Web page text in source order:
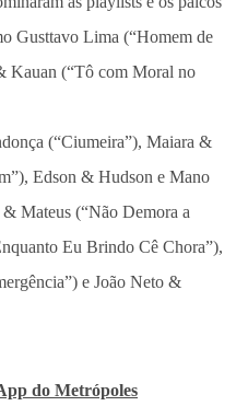
Gusttavo Lima (“Homem de
Kauan (“Tô com Moral no
(“Ciumeira”), Maiara &
Edson & Hudson e Mano
Mateus (“Não Demora a
Eu Brindo Cê Chora”),
e João Neto &
do Metrópoles